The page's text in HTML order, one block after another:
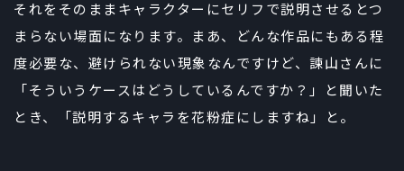
それをそのままキャラクターにセリフで説明させるとつ
まらない場面になります。まあ、どんな作品にもある程
度必要な、避けられない現象なんですけど、諫山さんに
「そういうケースはどうしているんですか？」と聞いた
とき、「説明するキャラを花粉症にしますね」と。